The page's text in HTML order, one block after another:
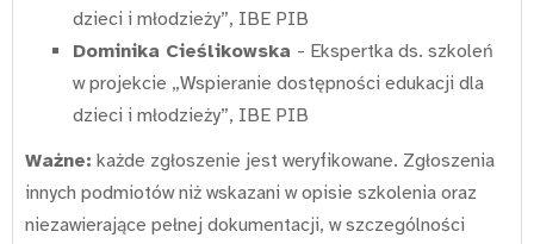
dzieci i młodzieży”, IBE PIB
Dominika Cieślikowska - Ekspertka ds. szkoleń
w projekcie „Wspieranie dostępności edukacji dla
dzieci i młodzieży”, IBE PIB
Ważne: każde zgłoszenie jest weryfikowane. Zgłoszenia
innych podmiotów niż wskazani w opisie szkolenia oraz
niezawierające pełnej dokumentacji, w szczególności